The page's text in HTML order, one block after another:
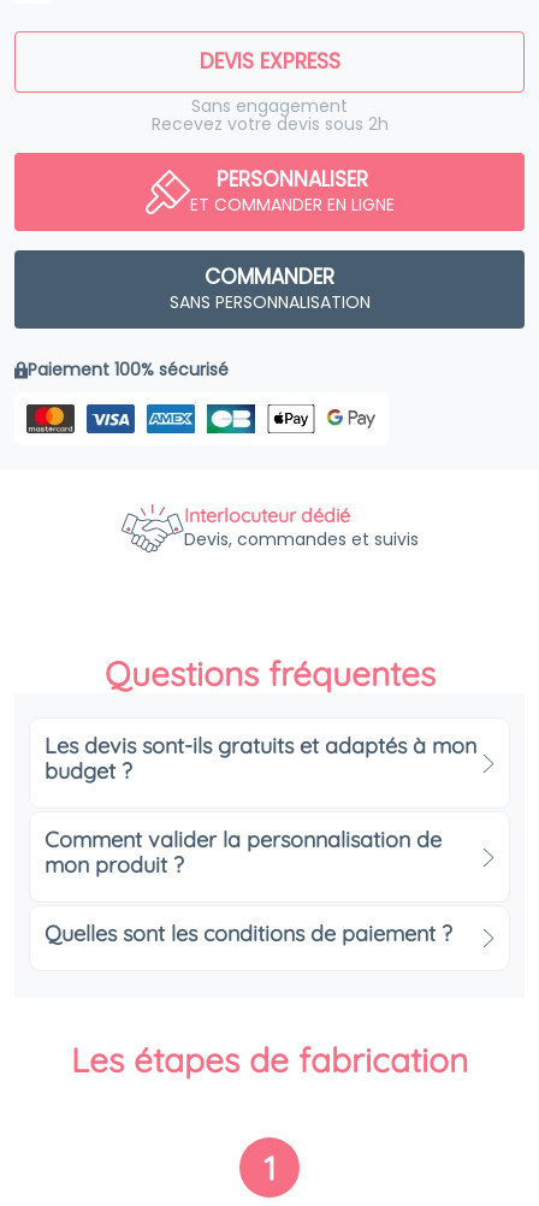
DEVIS EXPRESS
Sans engagement
Recevez votre devis sous 2h
PERSONNALISER
ET COMMANDER EN LIGNE
COMMANDER
SANS PERSONNALISATION
Paiement 100% sécurisé
Interlocuteur dédié
Devis, commandes et suivis
Questions fréquentes
Les devis sont-ils gratuits et adaptés à mon
budget ?
Comment valider la personnalisation de
mon produit ?
Quelles sont les conditions de paiement ?
Les étapes de fabrication
1